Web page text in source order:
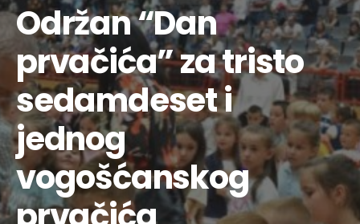
Održan “Dan
prvačića” za tristo
sedamdeset i
jednog
vogošćanskog